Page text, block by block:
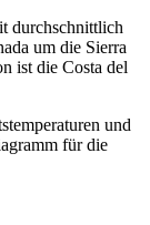
durchschnittlich
um die Sierra
ist die Costa del
und
für die